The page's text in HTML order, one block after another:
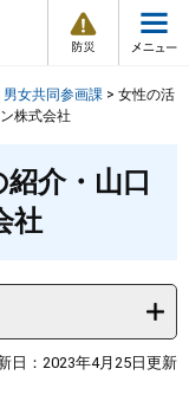
情
報
メ
ュ
で探す
男女共同参画課 > 女性の活
株式会社
介・山口
社
日：2023年4月25日更新